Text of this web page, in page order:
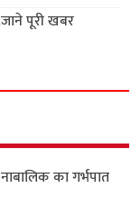
पूरी खबर
का गर्भपात